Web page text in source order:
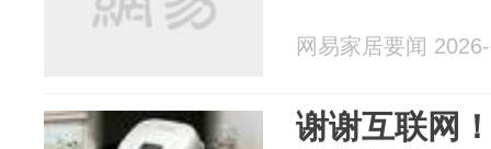
网易家居要闻
谢谢互联网